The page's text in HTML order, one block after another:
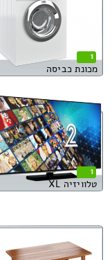
1
מכונת כביסה
1
טלוויזיה XL